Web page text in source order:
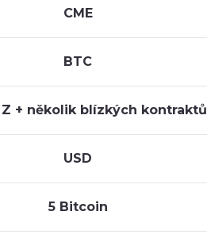
CME
BTC
Z + několik blízkých kontraktů
USD
5 Bitcoin